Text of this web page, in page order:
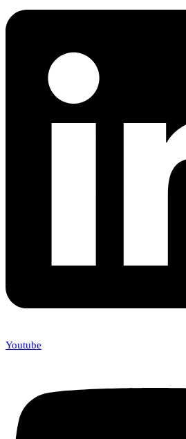
Youtube